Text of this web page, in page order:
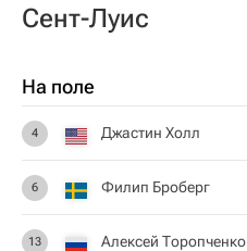
Сент-Луис
На поле
4 Джастин Холл
6 Филип Броберг
13 Алексей Торопченко